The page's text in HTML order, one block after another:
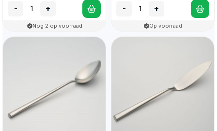
- +
Nog 2 op voorraad
- +
Op voorraad